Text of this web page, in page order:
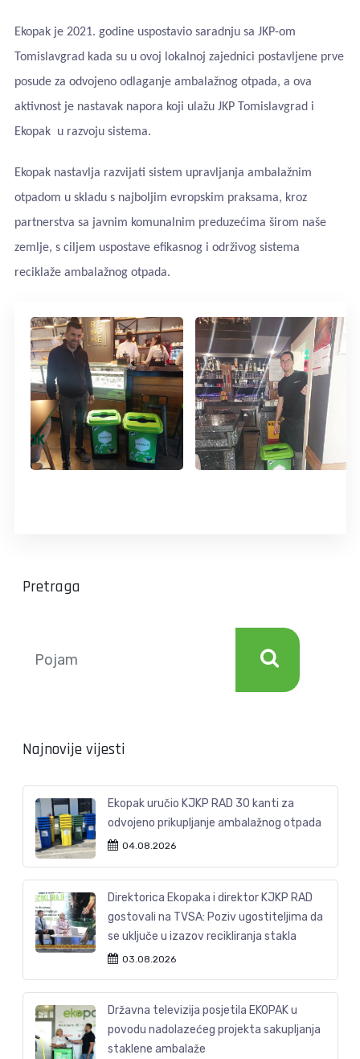
Ekopak je 2021. godine uspostavio saradnju sa JKP-om
Tomislavgrad kada su u ovoj lokalnoj zajednici postavljene prve
posude za odvojeno odlaganje ambalažnog otpada, a ova
aktivnost je nastavak napora koji ulažu JKP Tomislavgrad i
Ekopak u razvoju sistema.
Ekopak nastavlja razvijati sistem upravljanja ambalažnim
otpadom u skladu s najboljim evropskim praksama, kroz
partnerstva sa javnim komunalnim preduzećima širom naše
zemlje, s ciljem uspostave efikasnog i održivog sistema
reciklaže ambalažnog otpada.
Pretraga
Najnovije vijesti
Ekopak uručio KJKP RAD 30 kanti za
odvojeno prikupljanje ambalažnog otpada
04.08.2026
Direktorica Ekopaka i direktor KJKP RAD
gostovali na TVSA: Poziv ugostiteljima da
se uključe u izazov recikliranja stakla
03.08.2026
Državna televizija posjetila EKOPAK u
povodu nadolazećeg projekta sakupljanja
staklene ambalaže